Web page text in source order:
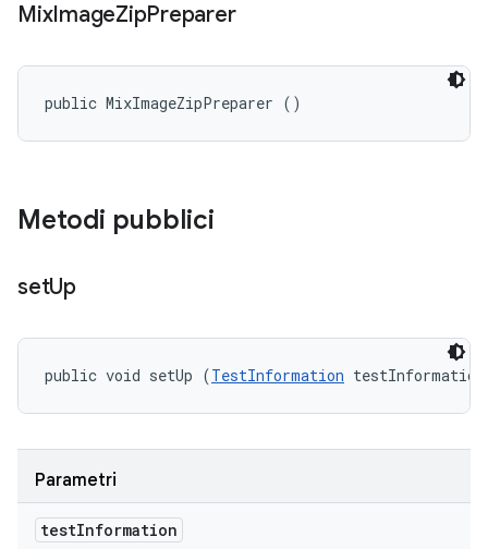
MixImageZipPreparer
public MixImageZipPreparer ()
Metodi pubblici
setUp
public void setUp (TestInformation
Parametri
testInformation